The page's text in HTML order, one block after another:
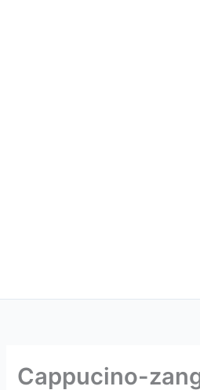
Cappucino-